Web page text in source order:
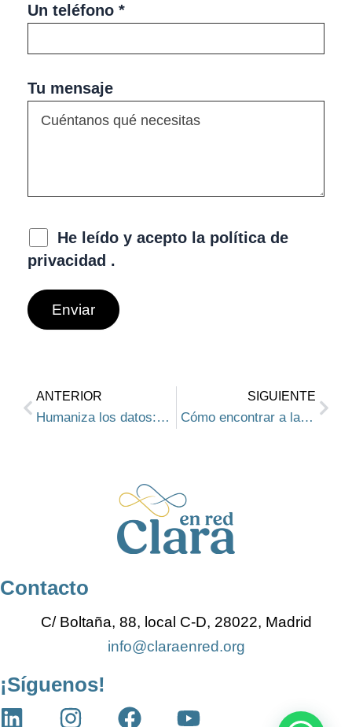
Un teléfono *
Tu mensaje
He leído y acepto la política de
privacidad .
ANTERIOR
Humaniza los datos: cambia la forma en que cuidas
SIGUIENTE
Cómo encontrar a la persona cuidadora ideal para tu familiar
Contacto
C/ Boltaña, 88, local C-D, 28022, Madrid
info@claraenred.org
¡Síguenos!
L I F Y